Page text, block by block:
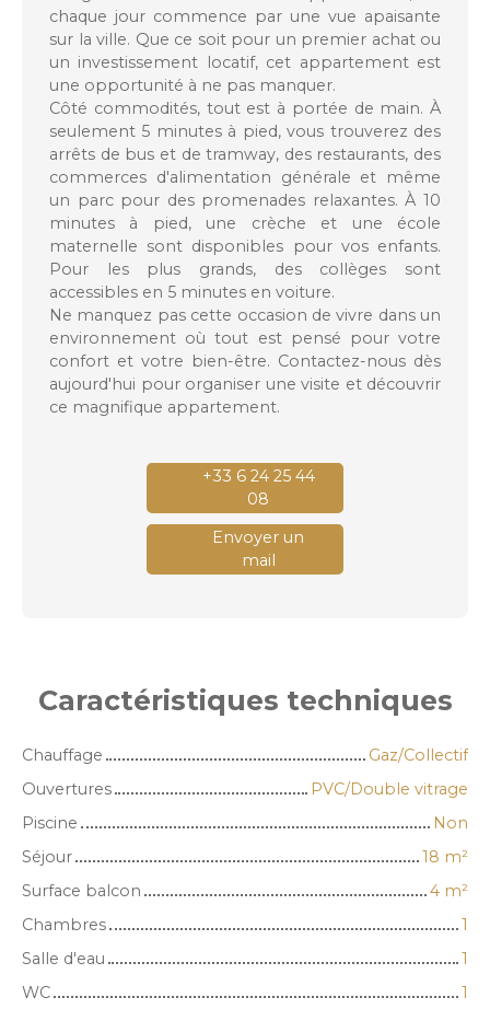
chaque jour commence par une vue apaisante
sur la ville. Que ce soit pour un premier achat ou
un investissement locatif, cet appartement est
une opportunité à ne pas manquer.
Côté commodités, tout est à portée de main. À
seulement 5 minutes à pied, vous trouverez des
arrêts de bus et de tramway, des restaurants, des
commerces d'alimentation générale et même
un parc pour des promenades relaxantes. À 10
minutes à pied, une crèche et une école
maternelle sont disponibles pour vos enfants.
Pour les plus grands, des collèges sont
accessibles en 5 minutes en voiture.
Ne manquez pas cette occasion de vivre dans un
environnement où tout est pensé pour votre
confort et votre bien-être. Contactez-nous dès
aujourd'hui pour organiser une visite et découvrir
ce magnifique appartement.
+33 6 24 25 44
08
Envoyer un
mail
Caractéristiques techniques
Chauffage
Gaz/Collectif
Ouvertures
PVC/Double vitrage
Piscine
Non
Séjour
18 m²
Surface balcon
4 m²
Chambres
1
Salle d'eau
1
WC
1